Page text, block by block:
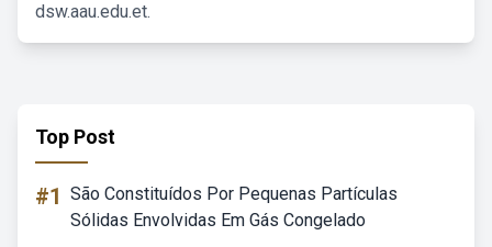
dsw.aau.edu.et.
Top Post
#1 São Constituídos Por Pequenas Partículas
Sólidas Envolvidas Em Gás Congelado